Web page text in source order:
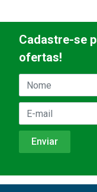
Cadastre-se
ofertas!